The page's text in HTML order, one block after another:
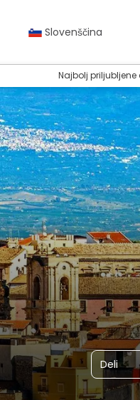
Slovenščina
Najbolj
Deli